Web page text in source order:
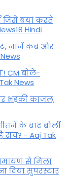
जिसे बयां करते
Hindi
जानें कब और
CM बोले-
News
भड़कीं काजल,
के बाद बोलीं
सच? - Aaj Tak
से मिला
दिया सुपरस्टार